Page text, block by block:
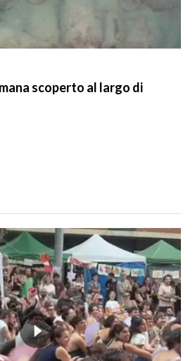
scoperto al largo di